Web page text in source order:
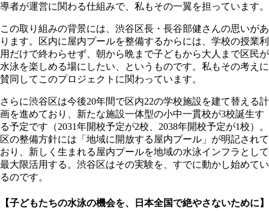
導者が運営に関わる仕組みで、私もその一翼を担っています。
この取り組みの背景には、渋谷区長・長谷部健さんの思いがあ
ります。区内に屋内プールを整備するからには、学校の授業利
用だけで終わらせず、朝から晩まで子どもから大人まで区民が
水泳を楽しめる場にしたい、というものです。私もその考えに
賛同してこのプロジェクトに関わっています。
さらに渋谷区は今後20年間で区内22の学校施設を建て替える計
画を進めており、新たな施設一体型の小中一貫校が3校誕生す
る予定です（2031年開校予定が2校、2038年開校予定が1校）。
区の整備方針には「地域に開放する屋内プール」が明記されて
おり、新しく生まれる屋内プールを地域の水泳インフラとして
最大限活用する。渋谷区はその実験を、すでに動かし始めてい
るのです。
【子どもたちの水泳の機会を、日本全国で絶やさないために】